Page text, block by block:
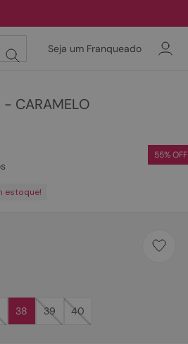
Seja um Franqueado
CARAMELO
55% OFF
estoque!
38 39 40